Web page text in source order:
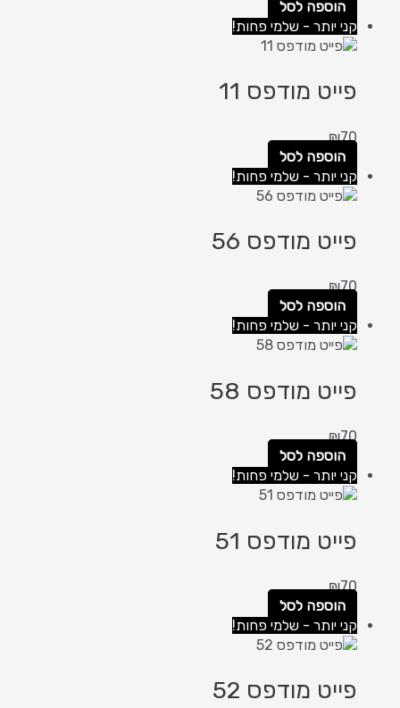
הוספה לסל
קני יותר - שלמי פחות!
פייט מודפס 11
₪70
הוספה לסל
קני יותר - שלמי פחות!
פייט מודפס 56
₪70
הוספה לסל
קני יותר - שלמי פחות!
פייט מודפס 58
₪70
הוספה לסל
קני יותר - שלמי פחות!
פייט מודפס 51
₪70
הוספה לסל
קני יותר - שלמי פחות!
פייט מודפס 52